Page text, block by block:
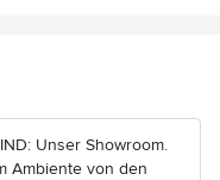
Unser Showroom.
Ambiente von den